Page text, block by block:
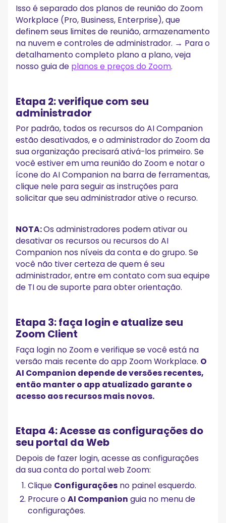
Isso é separado dos planos de reunião do Zoom
Workplace (Pro, Business, Enterprise), que
definem seus limites de reunião, armazenamento
na nuvem e controles de administrador. → Para o
detalhamento completo plano a plano, veja
nosso guia de planos e preços do Zoom.
Etapa 2: verifique com seu
administrador
Por padrão, todos os recursos do AI Companion
estão desativados, e o administrador do Zoom da
sua organização precisará ativá-los primeiro. Se
você estiver em uma reunião do Zoom e notar o
ícone do AI Companion na barra de ferramentas,
clique nele para seguir as instruções para
solicitar que seu administrador ative o recurso.
NOTA:Os administradores podem ativar ou
desativar os recursos ou recursos do AI
Companion nos níveis da conta e do grupo. Se
você não tiver certeza de quem é seu
administrador, entre em contato com sua equipe
de TI ou de suporte para obter orientação.
Etapa 3: faça login e atualize seu
Zoom Client
Faça login no Zoom e verifique se você está na
versão mais recente do app Zoom Workplace. O
AI Companion depende de versões recentes,
então manter o app atualizado garante o
acesso aos recursos mais novos.
Etapa 4: Acesse as configurações do
seu portal da Web
Depois de fazer login, acesse as configurações
da sua conta do portal web Zoom:
Clique Configurações no painel esquerdo.
Procure oAI Companion guia no menu de
configurações.